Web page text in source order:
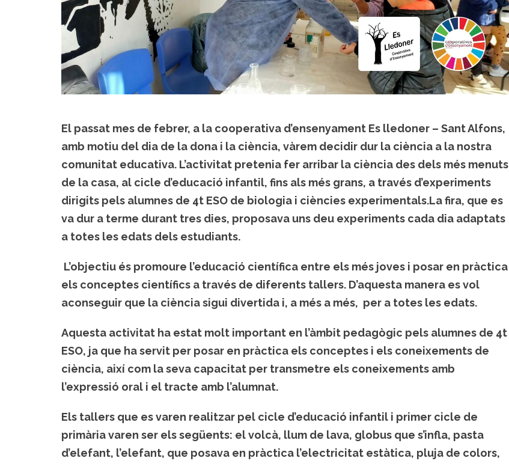
El passat mes de febrer, a la cooperativa d’ensenyament Es lledoner – Sant Alfons,
amb motiu del dia de la dona i la ciència, vàrem decidir dur la ciència a la nostra
comunitat educativa. L’activitat pretenia fer arribar la ciència des dels més menuts
de la casa, al cicle d’educació infantil, fins als més grans, a través d’experiments
dirigits pels alumnes de 4t ESO de biologia i ciències experimentals.La fira, que es
va dur a terme durant tres dies, proposava uns deu experiments cada dia adaptats
a totes les edats dels estudiants.
L’objectiu és promoure l’educació científica entre els més joves i posar en pràctica
els conceptes científics a través de diferents tallers. D’aquesta manera es vol
aconseguir que la ciència sigui divertida i, a més a més, per a totes les edats.
Aquesta activitat ha estat molt important en l’àmbit pedagògic pels alumnes de 4t
ESO, ja que ha servit per posar en pràctica els conceptes i els coneixements de
ciència, així com la seva capacitat per transmetre els coneixements amb
l’expressió oral i el tracte amb l’alumnat.
Els tallers que es varen realitzar pel cicle d’educació infantil i primer cicle de
primària varen ser els següents: el volcà, llum de lava, globus que s’infla, pasta
d’elefant, l’elefant, que posava en pràctica l’electricitat estàtica, pluja de colors,